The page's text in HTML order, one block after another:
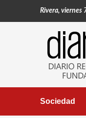
Rivera, viernes
Sociedad